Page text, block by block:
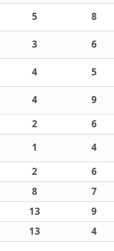
5
8
3
6
4
5
4
9
2
6
1
4
2
6
8
7
13
9
13 4